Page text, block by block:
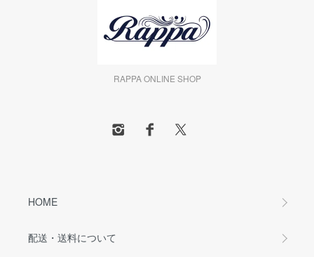
RAPPA ONLINE SHOP
HOME
配送・送料について